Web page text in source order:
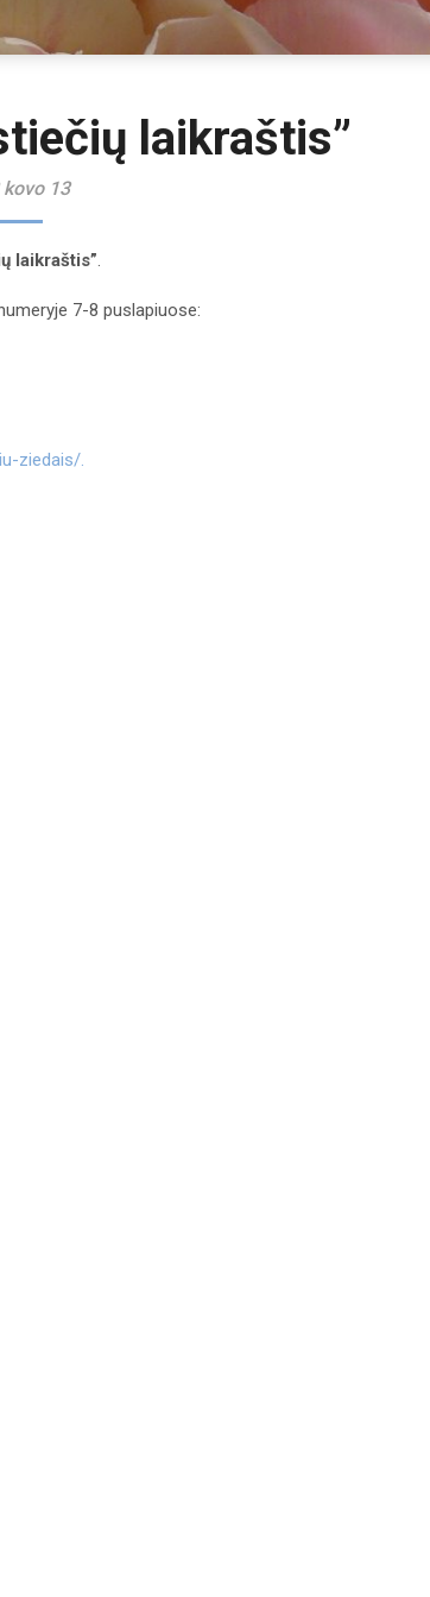
laikraštis”
13
laikraštis”.
7-8 puslapiuose:
ziedais/.